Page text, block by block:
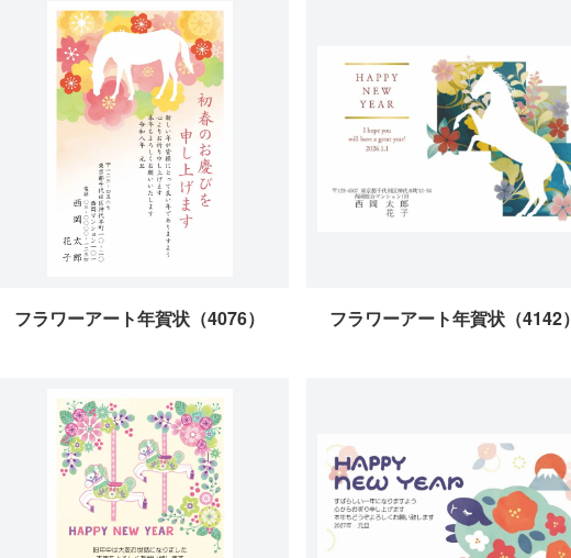
フラワーアート年賀状（4076） フラワーアート年賀状（4142）